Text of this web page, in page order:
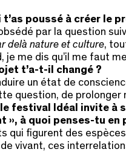
t’as poussé à créer le
par la question
delà nature et culture,
je me dis qu’il me faut
t’a-t-il changé ?
un état de
question, de
festival Idéal invite à
», à quoi penses-tu en
qui figurent des
de vivant, ces